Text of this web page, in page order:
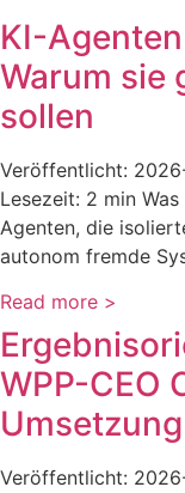
KI-
Warum sie
sollen
Veröffentlicht:
Lesezeit: 2 min
Agenten, die
autonom fremde
Read more >
WPP-CEO
Veröffentlicht: